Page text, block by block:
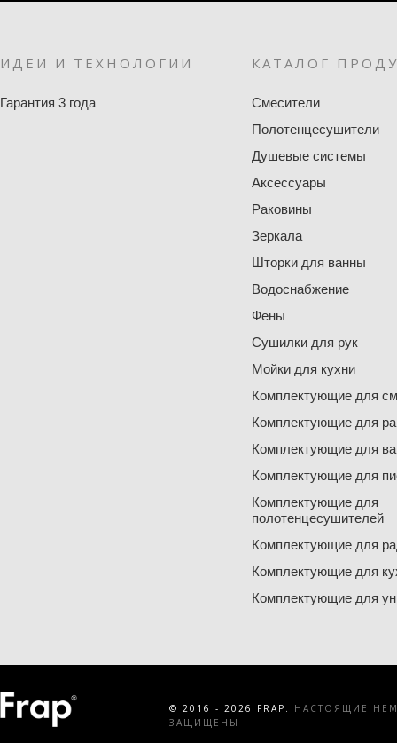
ИДЕИ И ТЕХНОЛОГИИ
Гарантия 3 года
КАТАЛОГ
Смесители
Полотенцесушители
Душевые системы
Аксессуары
Раковины
Зеркала
Шторки для ванны
Водоснабжение
Фены
Сушилки для рук
Мойки для кухни
Комплектующие для
Комплектующие для
Комплектующие для
Комплектующие для
Комплектующие для
полотенцесушителей
Комплектующие для
Комплектующие для
Комплектующие для
© 2016 - 2026 FRAP.
НАСТОЯЩИЕ
ЗАЩИЩЕНЫ